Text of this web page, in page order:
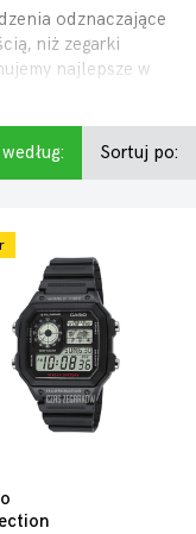
odznaczające
niż zegarki
najlepsze w
Sortuj po: